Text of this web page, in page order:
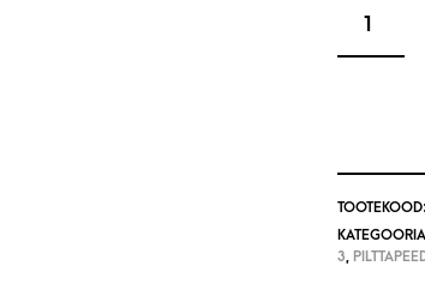
TOOTEKOOD:
3,